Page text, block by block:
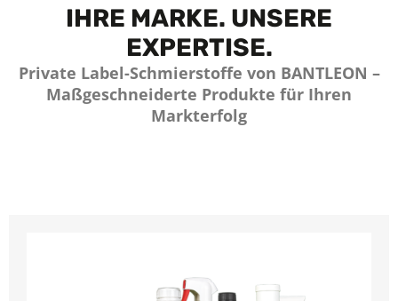
IHRE MARKE. UNSERE
EXPERTISE.
Private Label-Schmierstoffe von BANTLEON –
Maßgeschneiderte Produkte für Ihren
Markterfolg